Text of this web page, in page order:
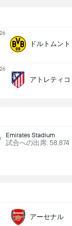
ドルトムント
アトレティ
アーセナル
Emirates Stadium
試合への出席: 58,874